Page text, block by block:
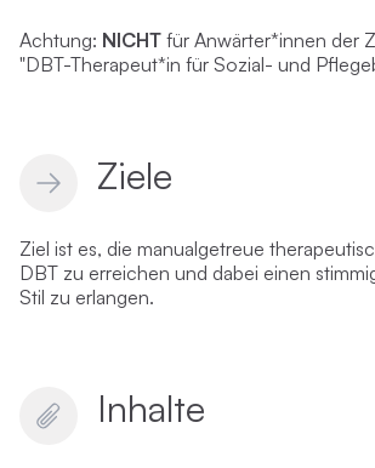
Achtung: NICHT für Anwärter*innen der
"DBT-Therapeut*in für Sozial- und
Ziele
Ziel ist es, die manualgetreue
DBT zu erreichen und dabei einen
Stil zu erlangen.
Inhalte